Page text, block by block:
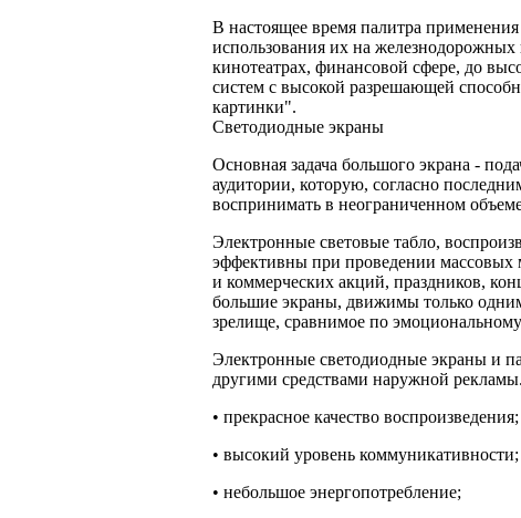
В настоящее время палитра
использования их на
кинотеатрах, финансовой сфере, до
систем с высокой разрешающей
картинки".
Светодиодные экраны
Основная задача большого экрана -
аудитории, которую, согласно
воспринимать в неограниченном
Электронные световые табло,
эффективны при проведении
и коммерческих акций, праздников,
большие экраны, движимы только
зрелище, сравнимое по
Электронные светодиодные экраны и
другими средствами наружной
• прекрасное качество воспроизведения;
• высокий уровень коммуникативности;
• небольшое энергопотребление;